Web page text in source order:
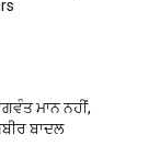
ਮਾਨ ਨਹੀਂ,
ਬਾਦਲ